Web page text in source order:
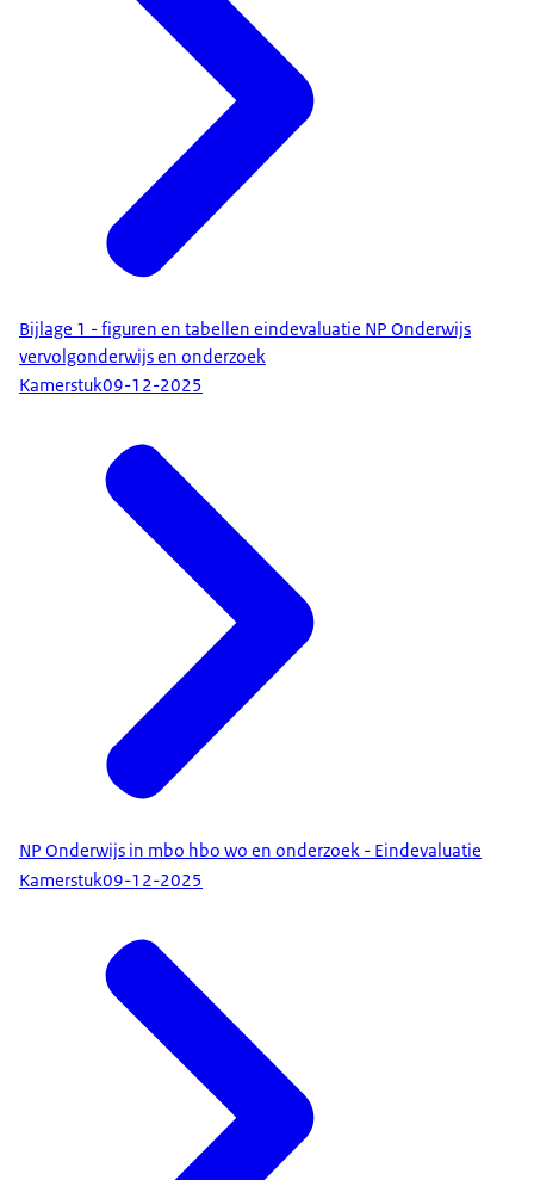
Bijlage 1 - figuren en tabellen eindevaluatie NP Onderwijs
vervolgonderwijs en onderzoek
Kamerstuk09-12-2025
NP Onderwijs in mbo hbo wo en onderzoek - Eindevaluatie
Kamerstuk09-12-2025